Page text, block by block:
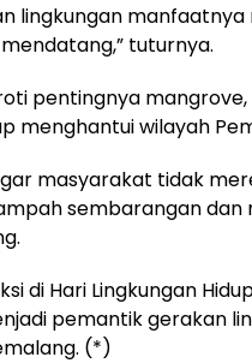
lingkungan
tuturnya.
pentingnya
menghantui wilayah
masyarakat tidak
sembarangan dan
di Hari Lingkungan
pemantik gerakan
(*)